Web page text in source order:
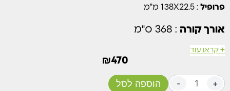
פרופיל : 138X22.5 מ"מ
אורך קורה : 368 ס"מ
כמות לוחות למ"ר
חומר: עץ ממוחזר פולימר PE
+ קראו עוד
₪470
- +
הוספה לסל